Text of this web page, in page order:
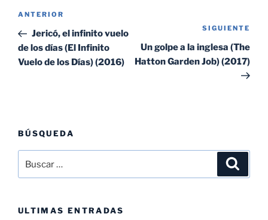
Navegación
entradas
Entrada
anterior:
ANTERIOR
Jericó, el infinito vuelo
de los días (El Infinito
Vuelo de los Días) (2016)
SIGUIENTE
Un golpe a la inglesa (The
Hatton Garden Job) (2017)
BÚSQUEDA
por:
ULTIMAS ENTRADAS